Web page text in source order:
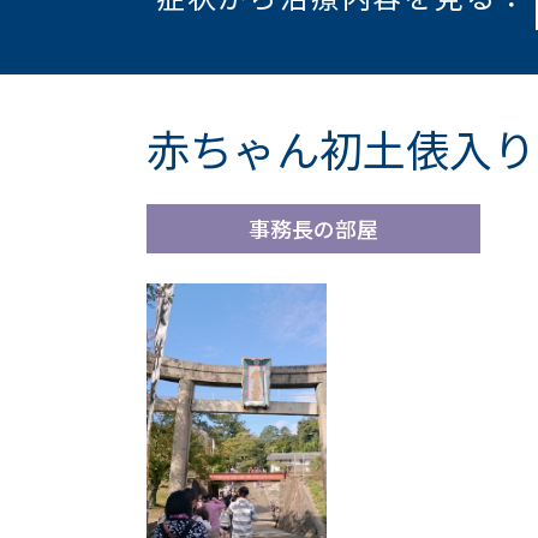
赤ちゃん初土俵入り
事務長の部屋